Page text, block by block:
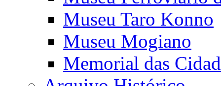
Museu Taro Konno
Museu Mogiano
Memorial das